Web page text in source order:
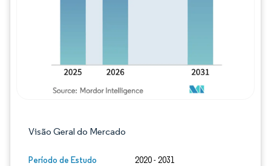
Visão Geral do Mercado
Período de Estudo 2020 - 2031